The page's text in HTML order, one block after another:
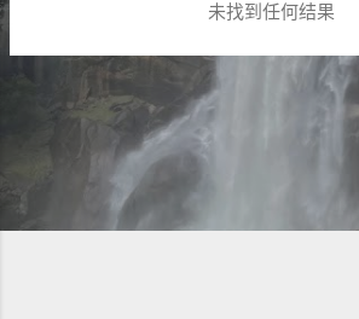
未找到任何结果